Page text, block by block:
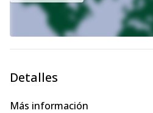
Detalles
Más información